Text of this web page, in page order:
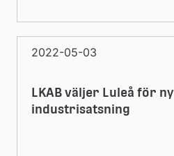
2022-05-03
LKAB väljer Luleå för ny
industrisatsning